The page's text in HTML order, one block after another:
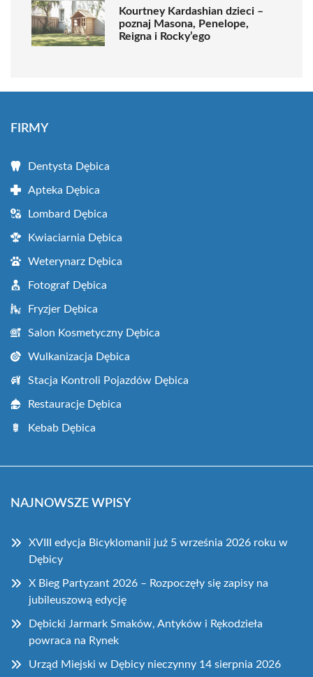
Kourtney Kardashian dzieci –
poznaj Masona, Penelope,
Reigna i Rocky’ego
FIRMY
Dentysta Dębica
Apteka Dębica
Lombard Dębica
Kwiaciarnia Dębica
Weterynarz Dębica
Fotograf Dębica
Fryzjer Dębica
Salon Kosmetyczny Dębica
Wulkanizacja Dębica
Stacja Kontroli Pojazdów Dębica
Restauracje Dębica
Kebab Dębica
NAJNOWSZE WPISY
XVIII edycja Bicyklomanii już 5 września 2026 roku w
Dębicy
X Bieg Partyzant 2026 – Rozpoczęły się zapisy na
jubileuszową edycję
Dębicki Jarmark Smaków, Antyków i Rękodzieła
powraca na Rynek
Urząd Miejski w Dębicy nieczynny 14 sierpnia 2026